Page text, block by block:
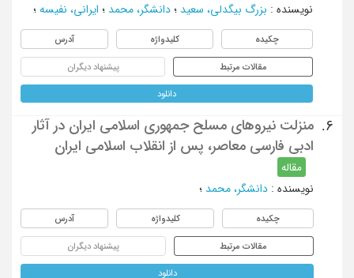
نویسنده : بزرگ بیگدلی، سعید ؛ دانشگر، محمد ؛ ایرانی، نفیسه ؛
چکیده کلیدواژه آدرس
مقالات مرتبط پیشنهاد دیگران
دانلود
6.
منزلت نیروهای مسلح جمهوری اسلامی ایران در آثار
ادبی فارسی معاصر، پس از انقلاب اسلامی ایران
مقاله
نویسنده : دانشگر، محمد ؛
چکیده کلیدواژه آدرس
مقالات مرتبط پیشنهاد دیگران
دانلود